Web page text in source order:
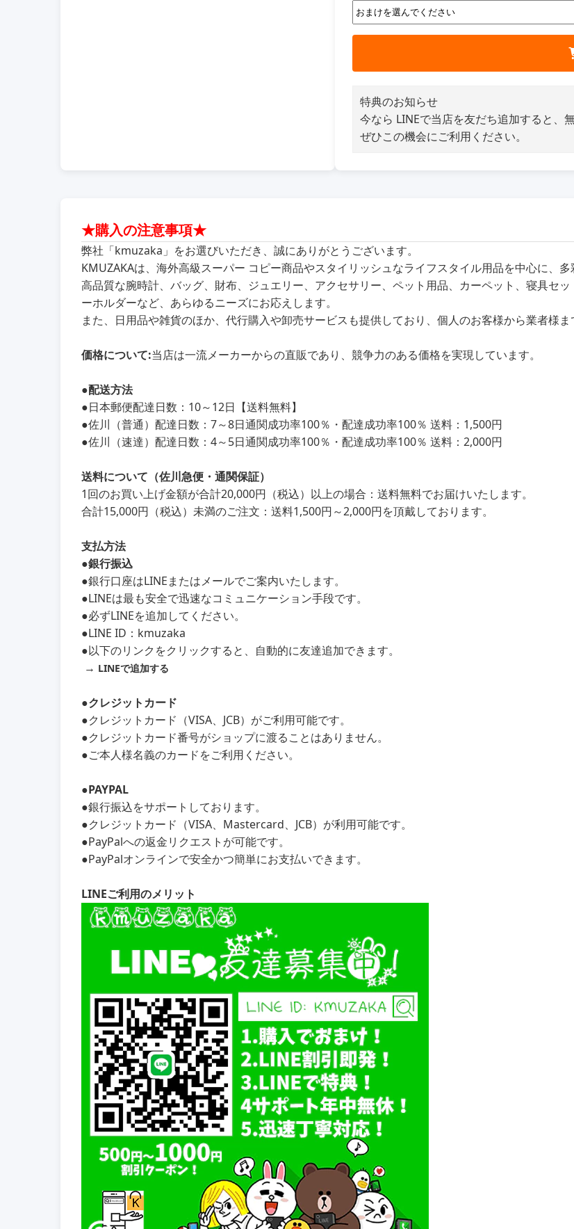
特典のお知らせ
今なら LINEで当店を友だち追加すると、
ぜひこの機会にご利用ください。
★購入の注意事項★
弊社「kmuzaka」をお選びいただき、誠にありがとうございます。
KMUZAKAは、海外高級スーパー コピー商品やスタイリッシュなライフスタイル用品を中心に、
高品質な腕時計、バッグ、財布、ジュエリー、アクセサリー、ペット用品、カーペット、寝具セ
ーホルダーなど、あらゆるニーズにお応えします。
また、日用品や雑貨のほか、代行購入や卸売サービスも提供しており、個人のお客様から業者様ま
価格について:当店は一流メーカーからの直販であり、競争力のある価格を実現しています。
●配送方法
●日本郵便配達日数：10～12日【送料無料】
●佐川（普通）配達日数：7～8日通関成功率100％・配達成功率100％ 送料：1,500円
●佐川（速達）配達日数：4～5日通関成功率100％・配達成功率100％ 送料：2,000円
送料について（佐川急便・通関保証）
1回のお買い上げ金額が合計20,000円（税込）以上の場合：送料無料でお届けいたします。
合計15,000円（税込）未満のご注文：送料1,500円～2,000円を頂戴しております。
支払方法
●銀行振込
●銀行口座はLINEまたはメールでご案内いたします。
●LINEは最も安全で迅速なコミュニケーション手段です。
●必ずLINEを追加してください。
●LINE ID：kmuzaka
●以下のリンクをクリックすると、自動的に友達追加できます。
→ LINEで追加する
●クレジットカード
●クレジットカード（VISA、JCB）がご利用可能です。
●クレジットカード番号がショップに渡ることはありません。
●ご本人様名義のカードをご利用ください。
●PAYPAL
●銀行振込をサポートしております。
●クレジットカード（VISA、Mastercard、JCB）が利用可能です。
●PayPalへの返金リクエストが可能です。
●PayPalオンラインで安全かつ簡単にお支払いできます。
LINEご利用のメリット